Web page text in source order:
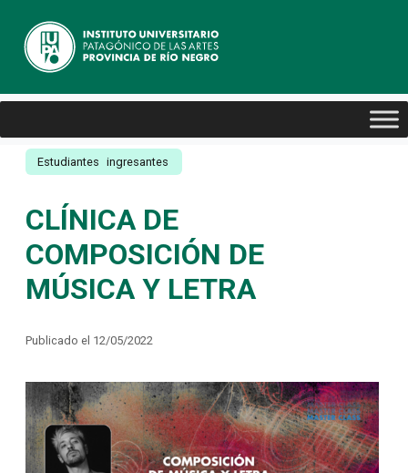
Estudiantes ingresantes
CLÍNICA DE
COMPOSICIÓN DE
MÚSICA Y LETRA
Publicado el 12/05/2022